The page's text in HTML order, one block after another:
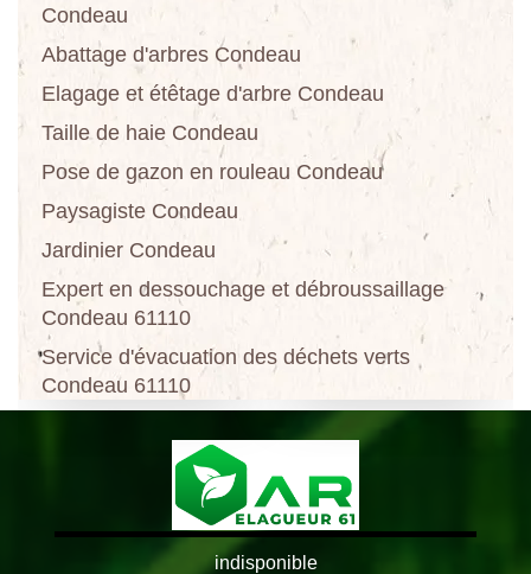
Condeau
Abattage d'arbres Condeau
Elagage et étêtage d'arbre Condeau
Taille de haie Condeau
Pose de gazon en rouleau Condeau
Paysagiste Condeau
Jardinier Condeau
Expert en dessouchage et débroussaillage
Condeau 61110
Service d'évacuation des déchets verts
Condeau 61110
indisponible